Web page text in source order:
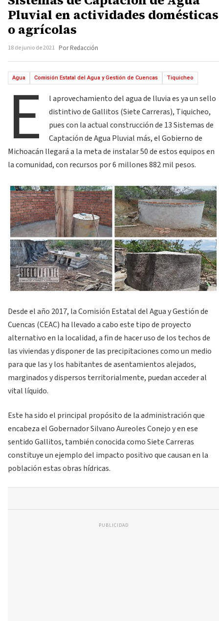
Pluvial en actividades domésticas
o agrícolas
18 de junio de 2021 Por Redacción
Agua Comisión Estatal del Agua y Gestión de Cuencas Tiquicheo
E
l aprovechamiento del agua de lluvia es ya un sello
distintivo de Gallitos (Siete Carreras), Tiquicheo,
pues con la actual construcción de 13 Sistemas de
Captación de Agua Pluvial más, el Gobierno de
Michoacán llegará a la meta de instalar 50 de estos equipos en
la comunidad, con recursos por 6 millones 882 mil pesos.
Desde el año 2017, la Comisión Estatal del Agua y Gestión de
Cuencas (CEAC) ha llevado a cabo este tipo de proyecto
alternativo en la localidad, a fin de hacer uso de los techos de
las viviendas y disponer de las precipitaciones como un medio
para que las y los habitantes de asentamientos alejados,
marginados y dispersos territorialmente, puedan acceder al
vital líquido.
Este ha sido el principal propósito de la administración que
encabeza el Gobernador Silvano Aureoles Conejo y en ese
sentido Gallitos, también conocida como Siete Carreras
constituye un ejemplo del impacto positivo que causan en la
población estas obras hídricas.
PUBLICIDAD